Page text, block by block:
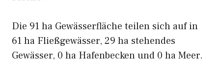
Die 91 ha Gewässerfläche teilen sich auf in
61 ha Fließgewässer, 29 ha stehendes
Gewässer, 0 ha Hafenbecken und 0 ha Meer.